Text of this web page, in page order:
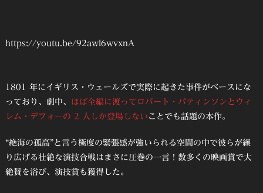
https://youtu.be/92awl6wvxnA
1801 年にイギリス・ウェールズで実際に起きた事件がベースにな
っており、劇中、 ほぼ全編に渡ってロバート・パティンソンとウィ
レム・デフォーの 2 ⼈しか登場しない ことでも話題の本作。
“絶海の孤⾼”と⾔う極度の緊張感が強いられる空間の中で彼らが繰
り広げる壮絶な演技合戦はまさに圧巻の⼀⾔！数多くの映画賞で⼤
絶賛を浴び、演技賞も獲得した。